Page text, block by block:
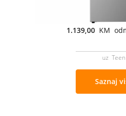
1.139,00 KM
uz Teen
Saznaj